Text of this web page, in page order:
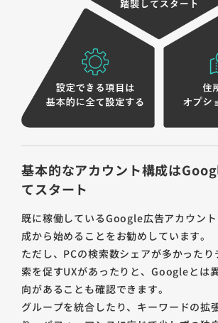
基本的なアカウント構成は
てスタート
既に稼働しているGoogle広告アカウン
成から始めることをお勧めしています。
ただし、PCの検索数シェアが多かった
索を促すUXがあったりと、Googleとは
向があることも確認できます。
グループを統合したり、キーワードの拡